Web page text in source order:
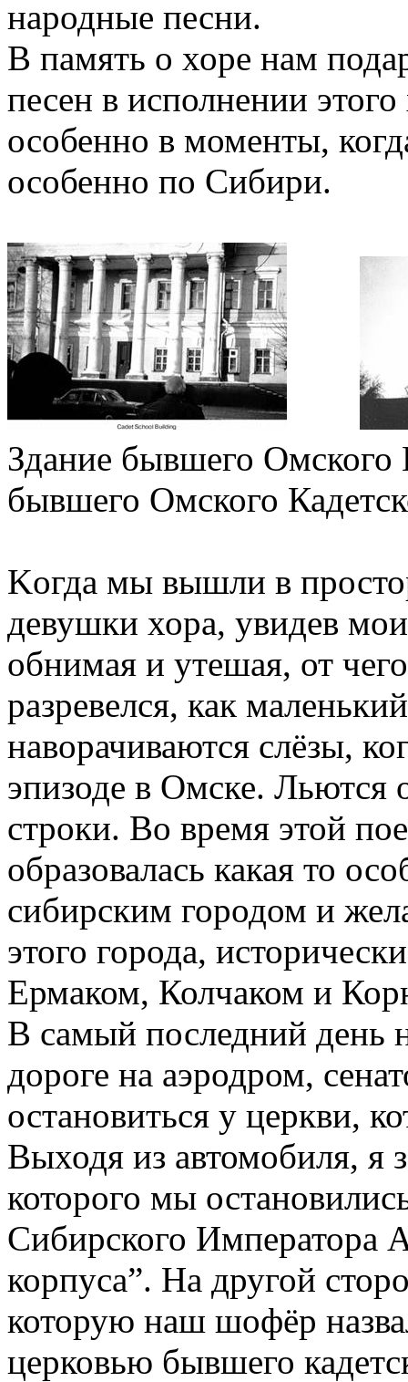
народные песни.
В память о хоре нам
песен в исполнении
особенно в моменты,
особенно по Сибири.
Здание бывшего
бывшего Омского
Kогда мы вышли в
девушки хора, увидев
обнимая и утешая, от
разревелся, как
наворачиваются слёзы,
эпизоде в Омске. Льются
строки. Во время этой
образовалась какая то
сибирским городом и
этого города,
Ермаком, Колчаком и
В самый последний день
дороге на аэродром,
остановиться у церкви,
Выходя из автомобиля, я
которого мы
Сибирского Императора
корпуса”. На другой
которую наш шофёр
церковью бывшего